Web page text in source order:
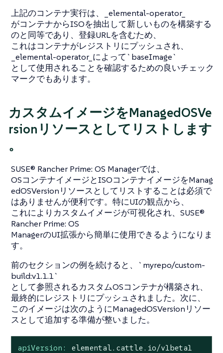
上記のコンテナ実行は、_elemental-operator_
がコンテナからISOを抽出して新しいものを構築する
のと同等であり、登録URLを含むため、
これはコンテナがレジストリにプッシュされ、
_elemental-operator_によって`baseImage`
として使用されることを確認するための良いチェック
マークでもあります。
カスタムイメージをManagedOSVe
rsionリソースとしてリストします
。
SUSE® Rancher Prime: OS Managerでは、
OSコンテナイメージとISOコンテナイメージをManag
edOSVersionリソースとしてリストすることは必須で
はありませんが便利です。特にUIの観点から、
これによりカスタムイメージが可視化され、SUSE®
Rancher Prime: OS
ManagerのUI拡張から簡単に使用できるようになりま
す。
前のセクションの例を続けると、`myrepo/custom-
build:v1.1.1`
として参照されるカスタムOSコンテナが構築され、
最終的にレジストリにプッシュされました。次に、
このイメージは次のようにManagedOSVersionリソー
スとして追加する準備が整いました。
apiVersion:
elemental.cattle.io/v1beta1